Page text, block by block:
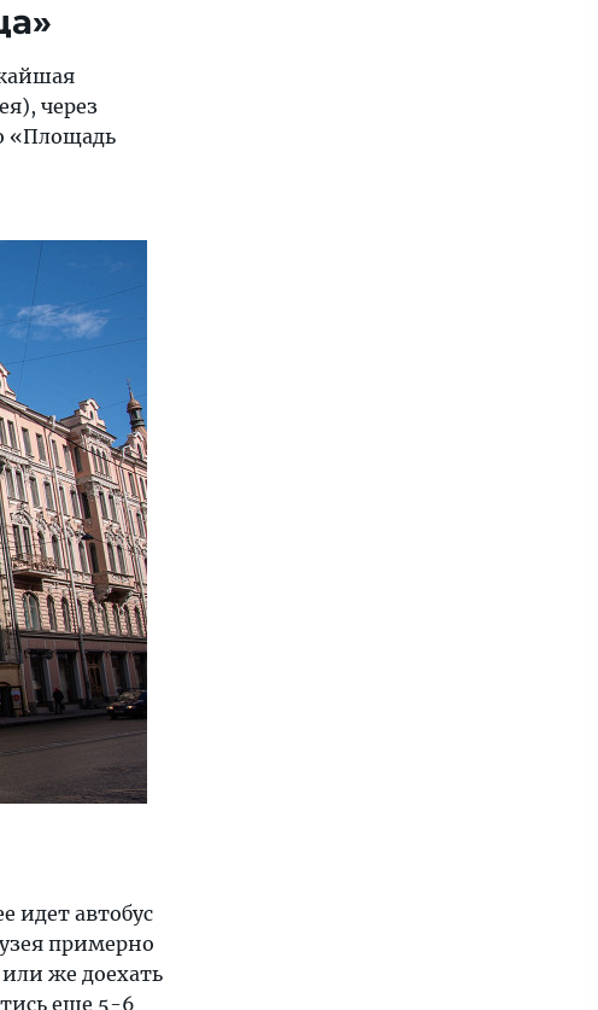
через
«Площадь
идет автобус
примерно
же доехать
еще 5-6